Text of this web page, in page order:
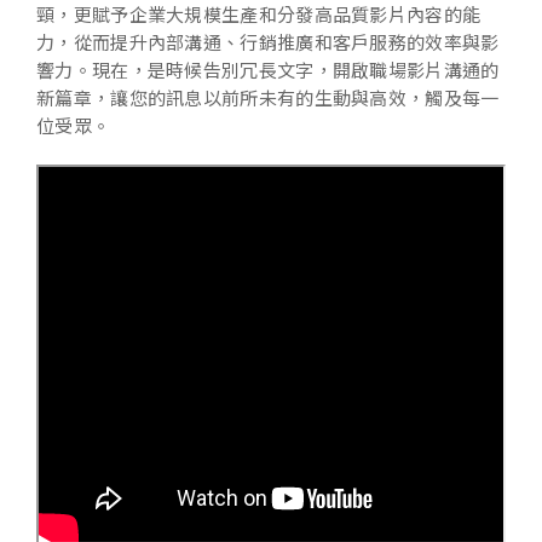
頸，更賦予企業大規模生產和分發高品質影片內容的能
力，從而提升內部溝通、行銷推廣和客戶服務的效率與影
響力。現在，是時候告別冗長文字，開啟職場影片溝通的
新篇章，讓您的訊息以前所未有的生動與高效，觸及每一
位受眾。